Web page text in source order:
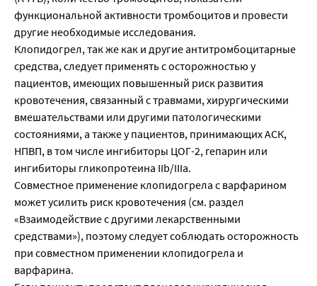
функциональной активности тромбоцитов и провести
другие необходимые исследования.
Клопидогрел, так же как и другие антитромбоцитарные
средства, следует применять с осторожностью у
пациентов, имеющих повышенный риск развития
кровотечения, связанный с травмами, хирургическими
вмешательствами или другими патологическими
состояниями, а также у пациентов, принимающих АСК,
НПВП, в том числе ингибиторы ЦОГ-2, гепарин или
ингибиторы гликопротеина IIb/IIIа.
Совместное применение клопидогрела с варфарином
может усилить риск кровотечения (см. раздел
«Взаимодействие с другими лекарственными
средствами»), поэтому следует соблюдать осторожность
при совместном применении клопидогрела и
варфарина.